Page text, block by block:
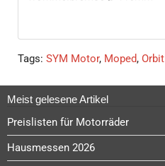
Tags: SYM Motor, Moped, Orbit
Meist gelesene Artikel
Preislisten für Motorräder
Hausmessen 2026